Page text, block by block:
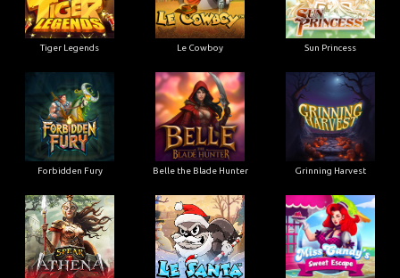
Tiger Legends Le Cowboy Sun Princess
Forbidden Fury Belle the Blade Hunter Grinning Harvest